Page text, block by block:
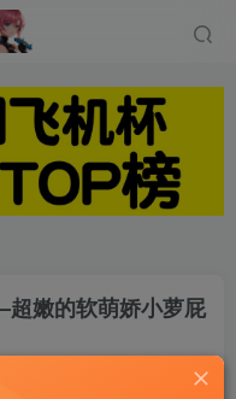
嫩的软萌娇小萝屁